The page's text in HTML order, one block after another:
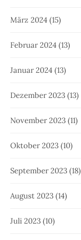
März 2024 (15)
Februar 2024 (13)
Januar 2024 (13)
Dezember 2023 (13)
November 2023 (11)
Oktober 2023 (10)
September 2023 (18)
August 2023 (14)
Juli 2023 (10)